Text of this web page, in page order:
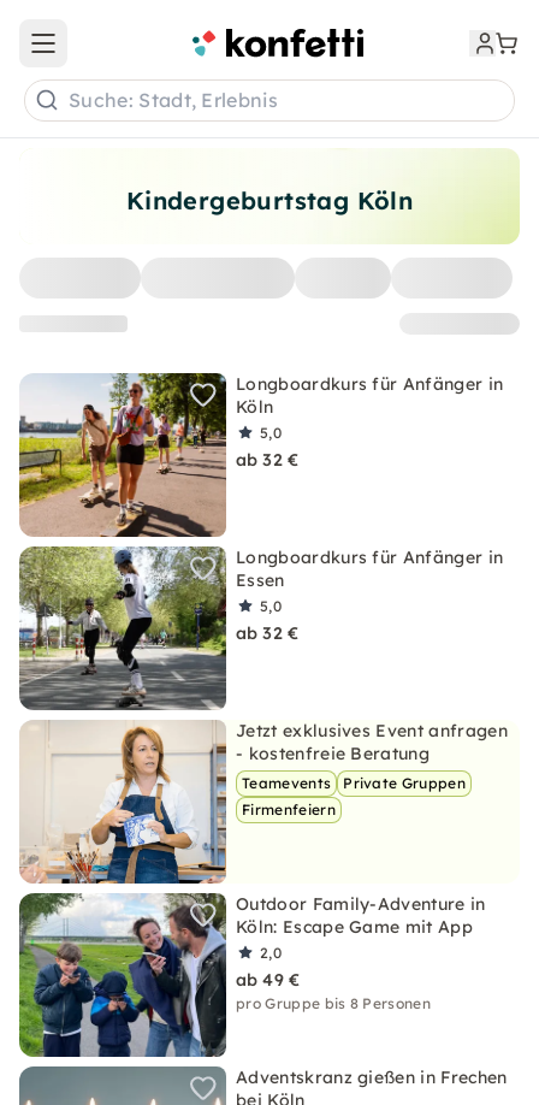
Kindergeburtstag Köln
Longboardkurs für Anfänger in
Köln
5,0
ab 32 €
Longboardkurs für Anfänger in
Essen
5,0
ab 32 €
Jetzt exklusives Event anfragen
- kostenfreie Beratung
Teamevents
Private Gruppen
Firmenfeiern
Outdoor Family-Adventure in
Köln: Escape Game mit App
2,0
ab 49 €
pro Gruppe bis 8 Personen
Adventskranz gießen in Frechen
bei Köln
Open main menu
Suche: Stadt, Erlebnis